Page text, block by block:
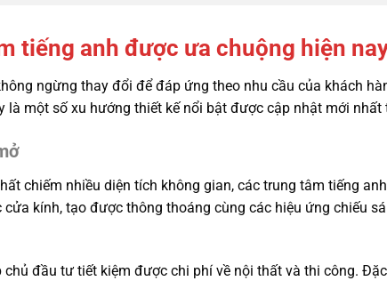
tiếng anh được ưa chuộng hiện
ngừng thay đổi để đáp ứng theo nhu cầu của khách
là một số xu hướng thiết kế nổi bật được cập nhật mới nhất
chiếm nhiều diện tích không gian, các trung tâm tiếng
kính, tạo được thông thoáng cùng các hiệu ứng chiếu
đầu tư tiết kiệm được chi phí về nội thất và thi công.